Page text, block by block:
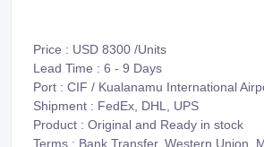
Price : USD 8300 /Units
Lead Time : 6 - 9 Days
Port : CIF / Kualanamu International
Shipment : FedEx, DHL, UPS
Product : Original and Ready in stock
Terms : Bank Transfer, Western Union,